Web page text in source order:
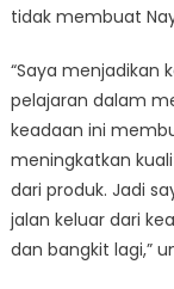
tidak membuat
“Saya menjadikan
pelajaran dalam
keadaan ini
meningkatkan
dari produk. Jadi
jalan keluar dari
dan bangkit lagi,”